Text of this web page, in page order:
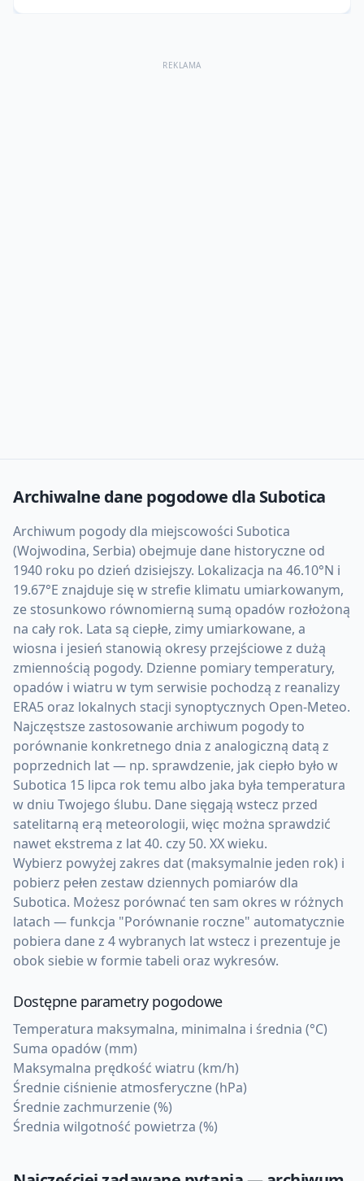
REKLAMA
Archiwalne dane pogodowe dla Subotica
Archiwum pogody dla miejscowości Subotica
(Wojwodina, Serbia) obejmuje dane historyczne od
1940 roku po dzień dzisiejszy. Lokalizacja na 46.10°N i
19.67°E znajduje się w strefie klimatu umiarkowanym,
ze stosunkowo równomierną sumą opadów rozłożoną
na cały rok. Lata są ciepłe, zimy umiarkowane, a
wiosna i jesień stanowią okresy przejściowe z dużą
zmiennością pogody. Dzienne pomiary temperatury,
opadów i wiatru w tym serwisie pochodzą z reanalizy
ERA5 oraz lokalnych stacji synoptycznych Open-Meteo.
Najczęstsze zastosowanie archiwum pogody to
porównanie konkretnego dnia z analogiczną datą z
poprzednich lat — np. sprawdzenie, jak ciepło było w
Subotica 15 lipca rok temu albo jaka była temperatura
w dniu Twojego ślubu. Dane sięgają wstecz przed
satelitarną erą meteorologii, więc można sprawdzić
nawet ekstrema z lat 40. czy 50. XX wieku.
Wybierz powyżej zakres dat (maksymalnie jeden rok) i
pobierz pełen zestaw dziennych pomiarów dla
Subotica. Możesz porównać ten sam okres w różnych
latach — funkcja "Porównanie roczne" automatycznie
pobiera dane z 4 wybranych lat wstecz i prezentuje je
obok siebie w formie tabeli oraz wykresów.
Dostępne parametry pogodowe
Temperatura maksymalna, minimalna i średnia (°C)
Suma opadów (mm)
Maksymalna prędkość wiatru (km/h)
Średnie ciśnienie atmosferyczne (hPa)
Średnie zachmurzenie (%)
Średnia wilgotność powietrza (%)